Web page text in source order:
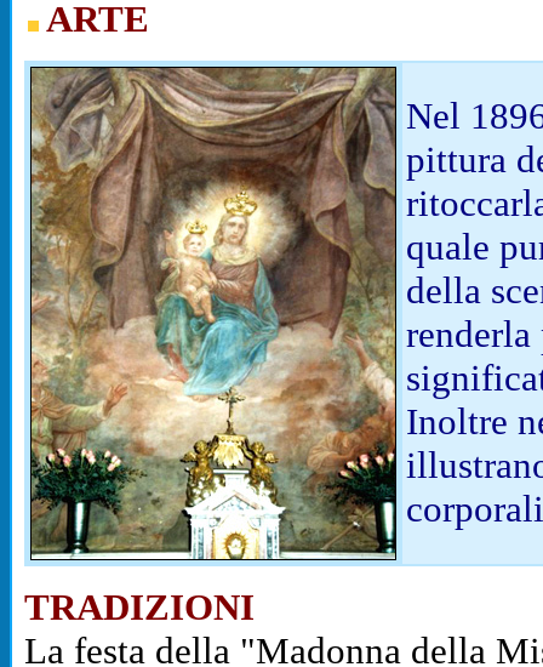
ARTE
Nel
pittura
quale
della
renderla
Inoltre
TRADIZIONI
La festa della "Madonna della